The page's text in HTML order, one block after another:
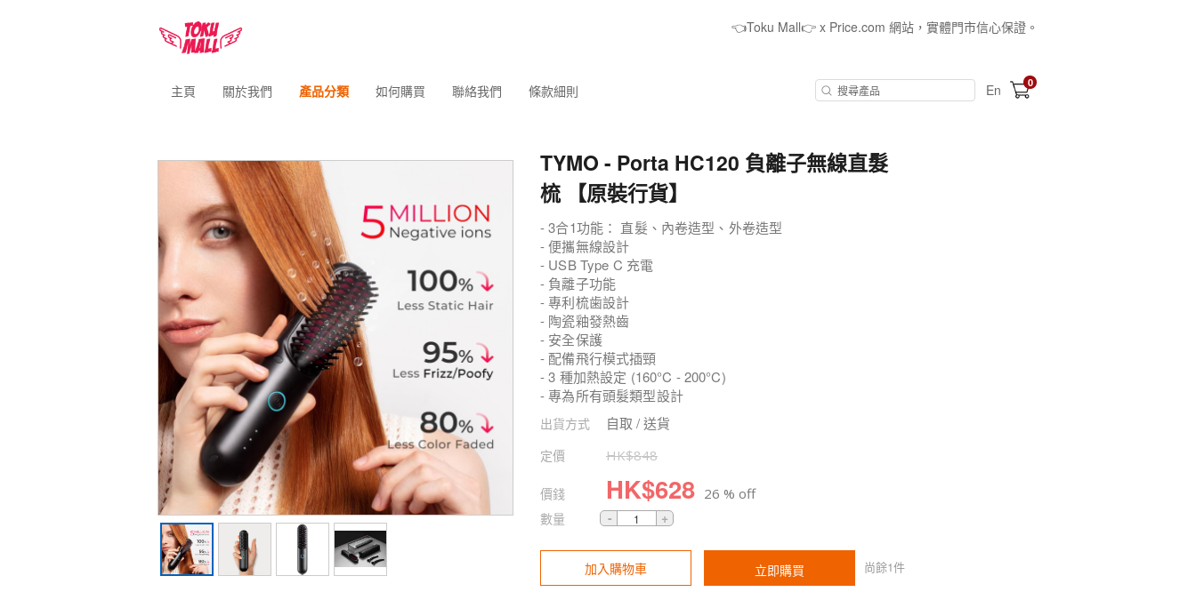
👈Toku Mall👉 x Price.com 網站，實體門市信心保證。
主頁 關於我們 產品分類 如何購買 聯絡我們 條款細則 En 0
TYMO - Porta HC120 負離子無線直髮
梳 【原裝行貨】
- 3合1功能： 直髮、內卷造型、外卷造型
- 便攜無線設計
- USB Type C 充電
- 負離子功能
- 專利梳歯設計
- 陶瓷釉發熱齒
- 安全保護
- 配備飛行模式插頸
- 3 種加熱設定 (160°C - 200°C)
- 專為所有頭髮類型設計​
出貨方式 自取 / 送貨
定價 HK$848
價錢 HK$628 26 % off
數量
加入購物車 立即購買 尚餘1件